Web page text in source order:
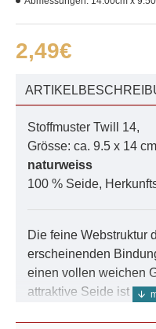
2,49€
Stoffmuster Twill 14,
Grösse: ca. 9.5 x 14 cm
naturweiss
100 % Seide,
Die feine Webstruktur
erscheinenden
einen vollen weichen
attraktive Seide ist